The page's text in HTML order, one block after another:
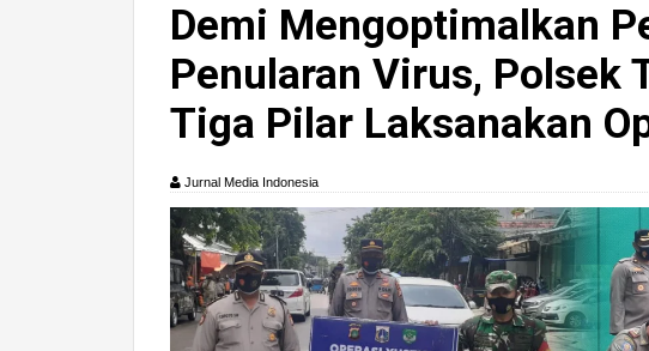
Demi Mengoptimalkan
Penularan Virus, Polsek
Tiga Pilar Laksanakan
Jurnal Media Indonesia